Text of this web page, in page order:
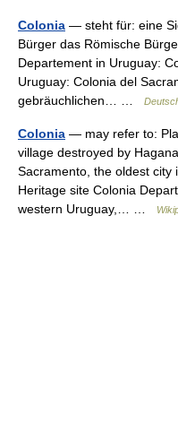
Colonia — steht für: eine
Bürger das Römische
Departement in Uruguay:
Uruguay: Colonia del
gebräuchlichen… …
Colonia — may refer to:
village destroyed by
Sacramento, the oldest city
Heritage site Colonia
western Uruguay,… …